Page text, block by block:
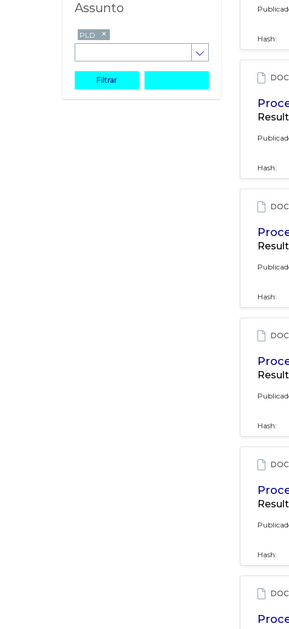
Assunto
×
PLD
Filtrar
Hash:
Hash:
Hash:
Hash:
Hash: